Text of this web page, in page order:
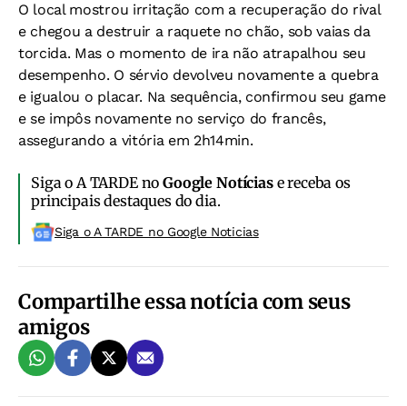
O local mostrou irritação com a recuperação do rival
e chegou a destruir a raquete no chão, sob vaias da
torcida. Mas o momento de ira não atrapalhou seu
desempenho. O sérvio devolveu novamente a quebra
e igualou o placar. Na sequência, confirmou seu game
e se impôs novamente no serviço do francês,
assegurando a vitória em 2h14min.
Siga o A TARDE noGoogle Notíciase receba os
principais destaques do dia.
Siga o A TARDE no Google Noticias
Compartilhe essa notícia com seus
amigos